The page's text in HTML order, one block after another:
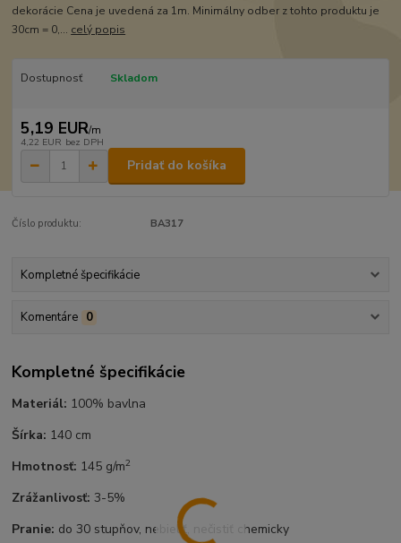
dekorácie Cena je uvedená za 1m. Minimálny odber z tohto produktu je
30cm = 0,... celý popis
Dostupnosť Skladom
5,19 EUR/m
4,22 EUR bez DPH
Pridať do košíka
Číslo produktu: BA317
Kompletné špecifikácie
Komentáre 0
Kompletné špecifikácie
Materiál: 100% bavlna
Šírka: 140 cm
Hmotnosť: 145 g/m2
Zrážanlivosť: 3-5%
Pranie: do 30 stupňov, nebieliť, nečistiť chemicky